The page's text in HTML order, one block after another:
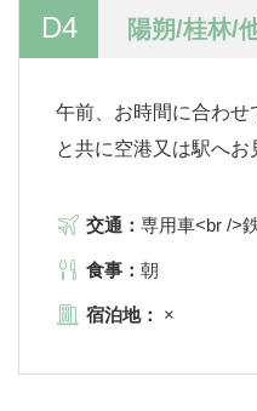
D4 陽朔/桂林/
午前、お時間に合わせ
と共に空港又は駅へお
交通： 専用車<br />
食事： 朝
宿泊地： ×